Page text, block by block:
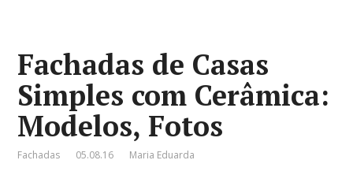
Fachadas de Casas
Simples com Cerâmica:
Modelos, Fotos
Fachadas 05.08.16 Maria Eduarda